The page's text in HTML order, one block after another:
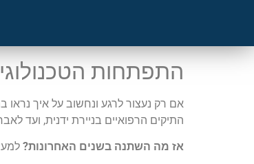
התפתחות
אם רק נעצור לרגע ונחשוב על איך
התיקים הרפואיים בניירת ידנית, ועד
אז מה השתנה בשנים האחרונות?